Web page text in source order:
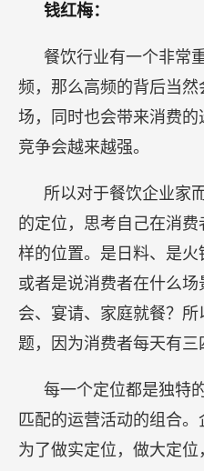
钱红梅：
餐饮行业有一个非常
频，那么高频的背后当
场，同时也会带来消费
竞争会越来越强。
所以对于餐饮企业家
的定位，思考自己在消
样的位置。是日料、是火
或者是说消费者在什么
会、宴请、家庭就餐？
题，因为消费者每天有三
每一个定位都是独特
匹配的运营活动的组合
为了做实定位，做大定